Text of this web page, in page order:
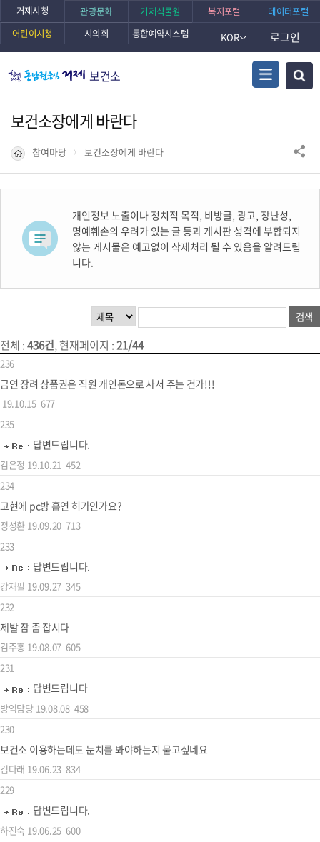
거제시청 관광문화 거제식물원 복지포털
데이터포털
어린이시청
시의회 통합예약시스템 KOR 로그인
보건소
보건소장에게 바란다
참여마당 보건소장에게 바란다
개인정보 노출이나 정치적 목적, 비방글, 광고, 장난성,
명예훼손의 우려가 있는 글 등과 게시판 성격에 부합되지
않는 게시물은 예고없이 삭제처리 될 수 있음을 알려드립
니다.
전체 :436건, 현재페이지 :21/44
236
금연 장려 상품권은 직원 개인돈으로 사서 주는 건가!!!
19.10.15 677
235
답변드립니다.
김은정 19.10.21 452
234
고현에 pc방 흡연 허가인가요?
정성환 19.09.20 713
233
답변드립니다.
강재필 19.09.27 345
232
제발 잠 좀 잡시다
김주홍 19.08.07 605
231
답변드립니다
방역담당 19.08.08 458
230
보건소 이용하는데도 눈치를 봐야하는지 묻고싶네요
김다래 19.06.23 834
229
답변드립니다.
하진숙 19.06.25 600